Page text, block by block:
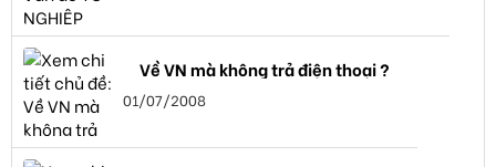
Về VN mà không trả điện thoại ?
01/07/2008